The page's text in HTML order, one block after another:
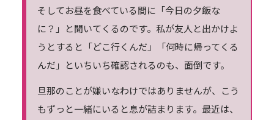
そしてお昼を食べている間に「今日の夕飯な
に？」と聞いてくるのです。私が友人と出かけよ
うとすると「どこ行くんだ」「何時に帰ってくる
んだ」といちいち確認されるのも、面倒です。
旦那のことが嫌いなわけではありませんが、こう
もずっと一緒にいると息が詰まります。最近は、